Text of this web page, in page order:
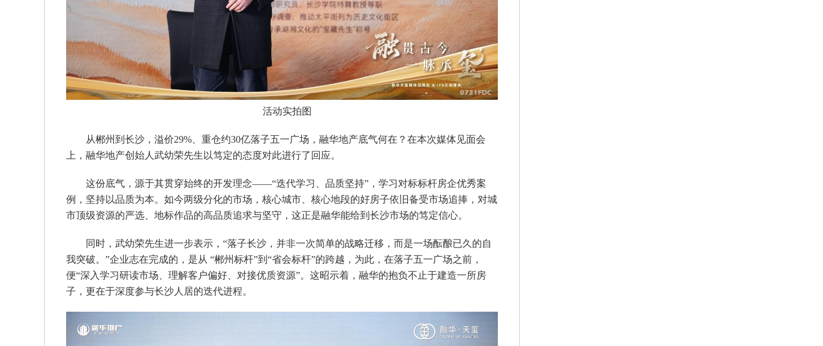
活动实拍图
从郴州到长沙，溢价29%、重仓约30亿落子五一广场，融华地产底气何在？在本次媒体见面会
上，融华地产创始人武幼荣先生以笃定的态度对此进行了回应。
这份底气，源于其贯穿始终的开发理念——“迭代学习、品质坚持”，学习对标标杆房企优秀案
例，坚持以品质为本。如今两级分化的市场，核心城市、核心地段的好房子依旧备受市场追捧，对城
市顶级资源的严选、地标作品的高品质追求与坚守，这正是融华能给到长沙市场的笃定信心。
同时，武幼荣先生进一步表示，“落子长沙，并非一次简单的战略迁移，而是一场酝酿已久的自
我突破。”企业志在完成的，是从 “郴州标杆”到“省会标杆”的跨越，为此，在落子五一广场之前，
便“深入学习研读市场、理解客户偏好、对接优质资源”。这昭示着，融华的抱负不止于建造一所房
子，更在于深度参与长沙人居的迭代进程。